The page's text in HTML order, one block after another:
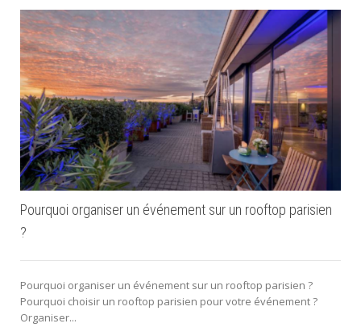
Pourquoi organiser un événement sur un rooftop parisien
?
Pourquoi organiser un événement sur un rooftop parisien ?
Pourquoi choisir un rooftop parisien pour votre événement ?
Organiser...